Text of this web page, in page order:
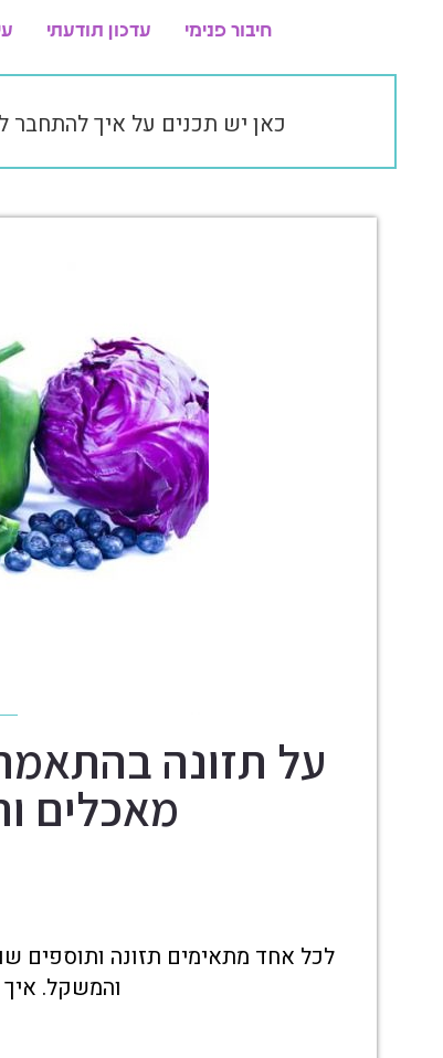
חיבור פנימי עדכון תודעתי
כאן יש תכנים על איך
על תזונה
מאכלים
לכל אחד מתאימים תזונה ותוספים
והמשקל. איך